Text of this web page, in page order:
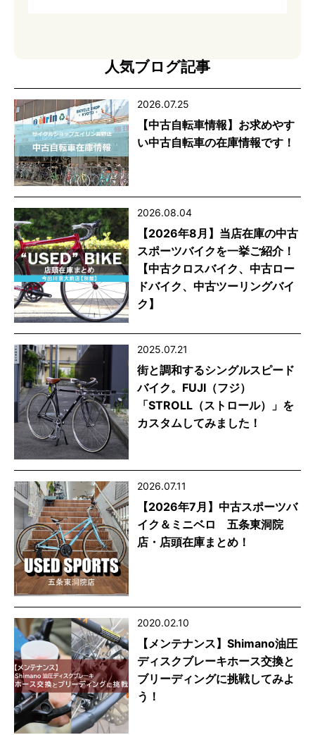
人気ブログ記事
2026.07.25
【中古自転車情報】お求めやす
い中古自転車の在庫情報です！
2026.08.04
【2026年8月】当店在庫の中古
スポーツバイクを一挙ご紹介！
【中古クロスバイク、中古ロー
ドバイク、中古ツーリングバイ
ク】
2025.07.21
街と調和するシングルスピード
バイク。FUJI（フジ）
「STROLL（ストロール）」を
カスタムしてみました！
2026.07.11
【2026年7月】中古スポーツバ
イク＆ミニベロ 五条東洞院
店・店頭在庫まとめ！
2020.02.10
【メンテナンス】Shimano油圧
ディスクブレーキホース交換と
ブリーディングに挑戦してみよ
う！